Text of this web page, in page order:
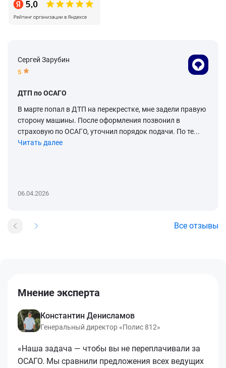
Сергей Зарубин
5
ДТП по ОСАГО
В марте попал в ДТП на перекрестке, мне задели правую
сторону машины. После оформления позвонил в
страховую по ОСАГО, уточнил порядок подачи. По те...
Читать далее
06.04.2026
Все отзывы
Мнение эксперта
Константин Денисламов
Генеральный директор «Полис 812»
«Наша задача — чтобы вы не переплачивали за
ОСАГО. Мы сравнили предложения всех ведущих